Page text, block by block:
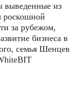
выведенные из
роскошной
за рубежом,
бизнеса в
семья Шенцев